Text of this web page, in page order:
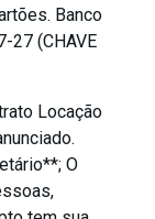
Banco
27 (CHAVE
Locação
O